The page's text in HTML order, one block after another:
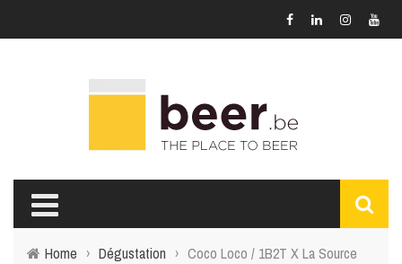
Home › Dégustation › Coco Loco / 1B2T X La Source